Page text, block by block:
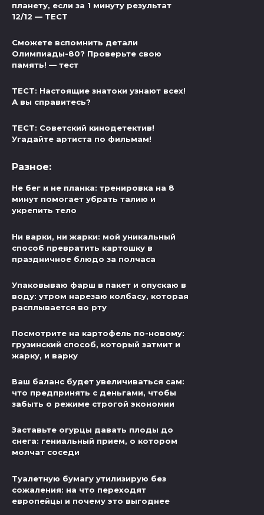
планету, если за 1 минуту результат
12/12 — ТЕСТ
Сможете вспомнить детали
Олимпиады-80? Проверьте свою
память! — тест
ТЕСТ: Настоящие знатоки узнают всех!
А вы справитесь?
ТЕСТ: Советский кинодетектив!
Угадайте артиста по фильмам!
Разное:
Не бег и не планка: тренировка на 8
минут помогает убрать талию и
укрепить тело
Ни варки, ни жарки: мой уникальный
способ превратить картошку в
праздничное блюдо за полчаса
Упаковываю фарш в пакет и опускаю в
воду: утром нарезаю колбасу, которая
расплывается во рту
Посмотрите на картофель по-новому:
грузинский способ, который затмит и
жарку, и варку
Ваш баланс будет увеличиваться сам:
что предпринять с деньгами, чтобы
забыть о режиме строгой экономии
Заставьте огурцы давать плоды до
снега: гениальный прием, о котором
молчат соседи
Туалетную бумагу утилизирую без
сожаления: на что переходят
европейцы и почему это выгоднее